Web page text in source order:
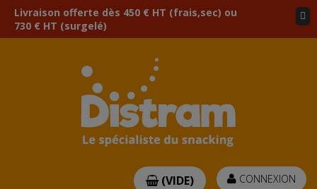
Livraison offerte dès 450 € HT (frais,sec) ou
730 € HT (surgelé)
CONNEXION
(VIDE)